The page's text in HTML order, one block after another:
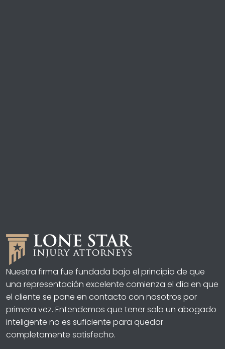
Nuestra firma fue fundada bajo el principio de que
una representación excelente comienza el día en que
el cliente se pone en contacto con nosotros por
primera vez. Entendemos que tener solo un abogado
inteligente no es suficiente para quedar
completamente satisfecho.